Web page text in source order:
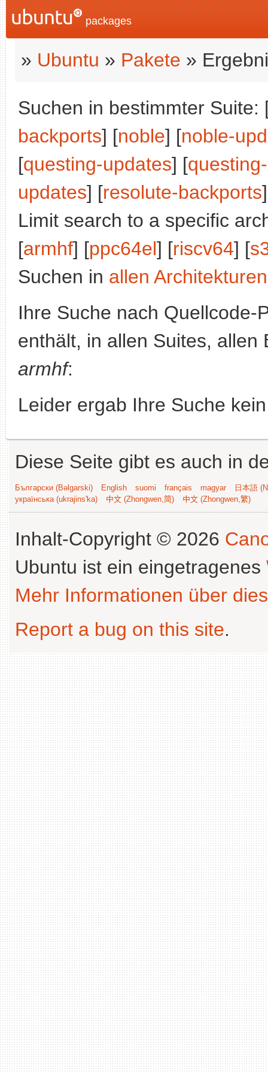
packages
» Ubuntu » Pakete »
Suchen in bestimmter Suite:
backports] [noble] [noble-
[questing-updates] [
updates] [resolute-backports
Limit search to a specific
[armhf] [ppc64el] [riscv64] [
Suchen in allen Architekturen
Ihre Suche nach
enthält, in allen Suites, allen
armhf:
Leider ergab Ihre Suche
Diese Seite gibt es auch in
Български (Bəlgarski) English suomi français magyar
日本語
українська (ukrajins'ka)
中文 (Zhongwen,简) 中文 (Zhongwen,繁)
Inhalt-Copyright © 2026
Ubuntu ist ein eingetragenes
Mehr Informationen über
Report a bug on this site.